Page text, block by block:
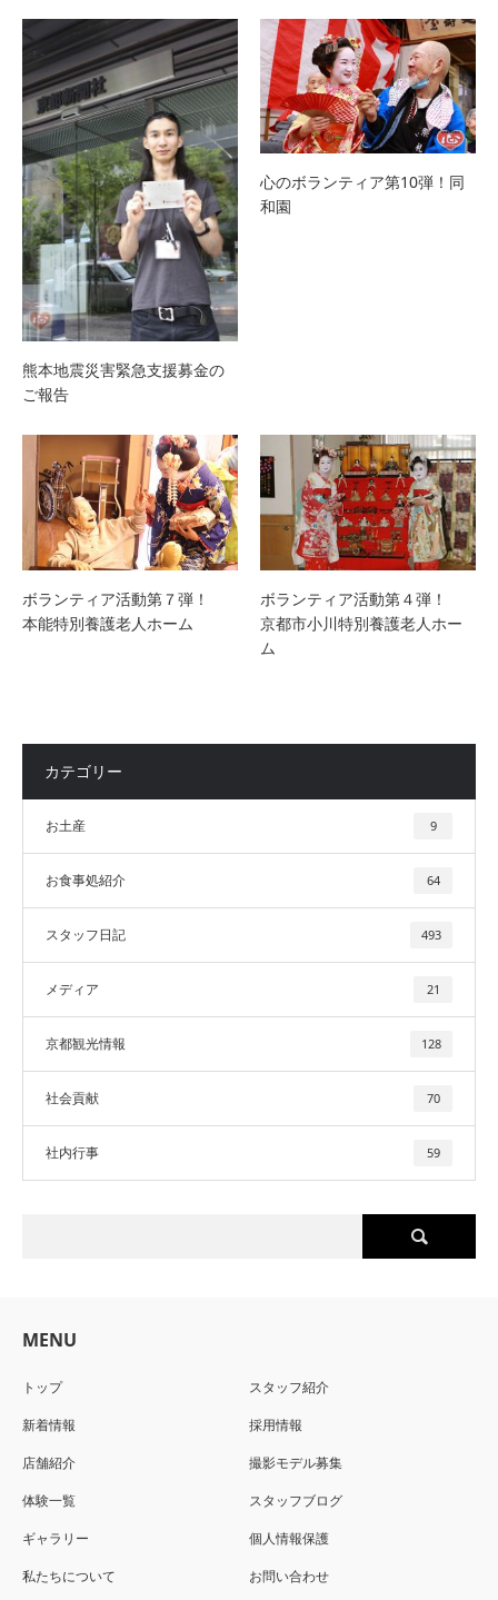
熊本地震災害緊急支援募金の
ご報告
心のボランティア第10弾！同
和園
ボランティア活動第７弾！
本能特別養護老人ホーム
ボランティア活動第４弾！
京都市小川特別養護老人ホー
ム
カテゴリー
お土産 9
お食事処紹介 64
スタッフ日記 493
メディア 21
京都観光情報 128
社会貢献 70
社内行事 59
MENU
トップ
新着情報
店舗紹介
体験一覧
ギャラリー
私たちについて
スタッフ紹介
採用情報
撮影モデル募集
スタッフブログ
個人情報保護
お問い合わせ